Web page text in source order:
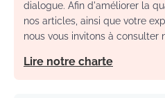
dialogue. Afin d'améliorer la
nos articles, ainsi que votre
nous vous invitons à consulter
Lire notre charte